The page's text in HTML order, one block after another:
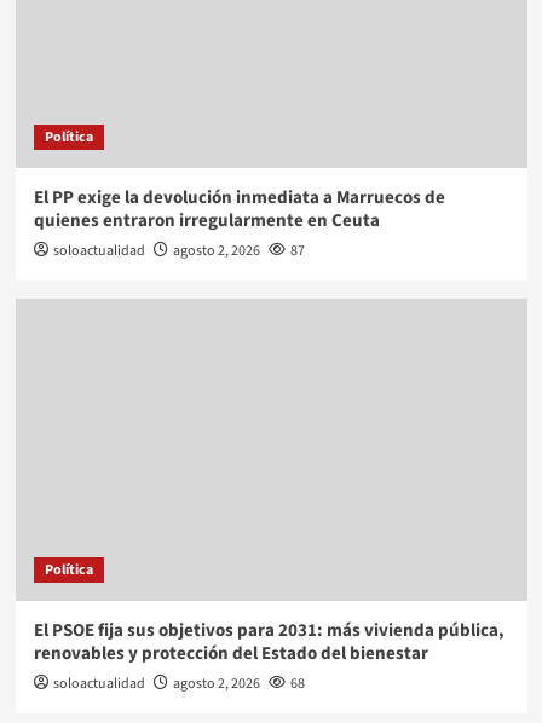
Política
El PP exige la devolución inmediata a Marruecos de
quienes entraron irregularmente en Ceuta
soloactualidad agosto 2, 2026 87
Política
El PSOE fija sus objetivos para 2031: más vivienda pública,
renovables y protección del Estado del bienestar
soloactualidad agosto 2, 2026 68